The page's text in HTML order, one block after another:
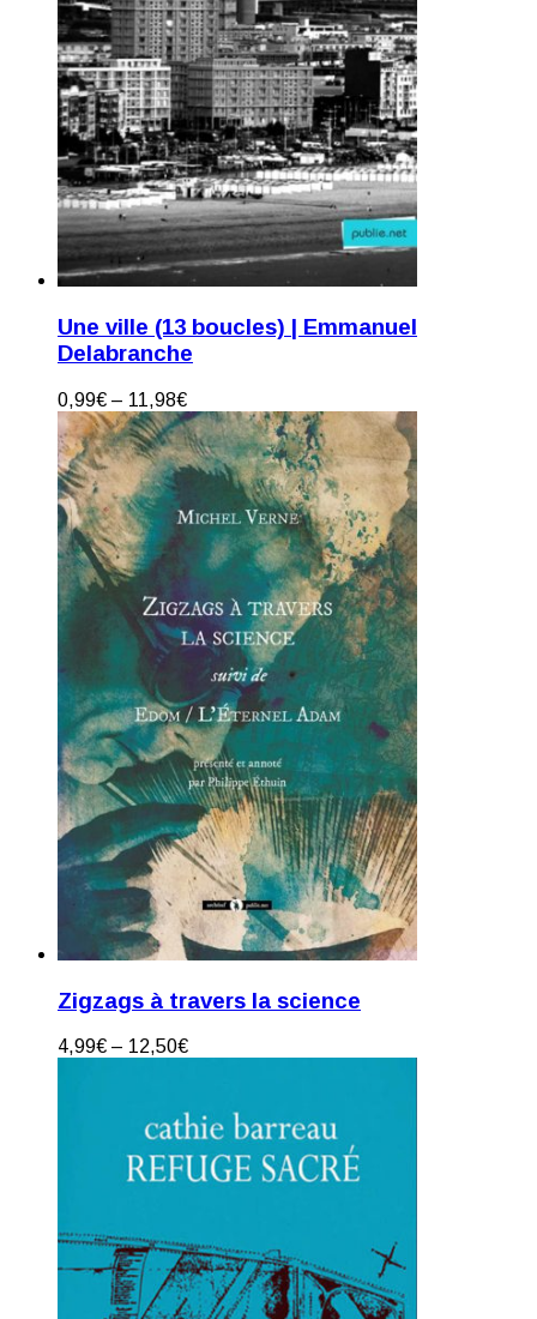
Une ville (13 boucles) | Emmanuel
Delabranche
0,99€ – 11,98€
Zigzags à travers la science
4,99€ – 12,50€